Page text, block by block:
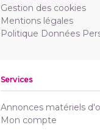
Gestion des cookies
Mentions légales
Politique Données
Services
Annonces matériels
Mon compte